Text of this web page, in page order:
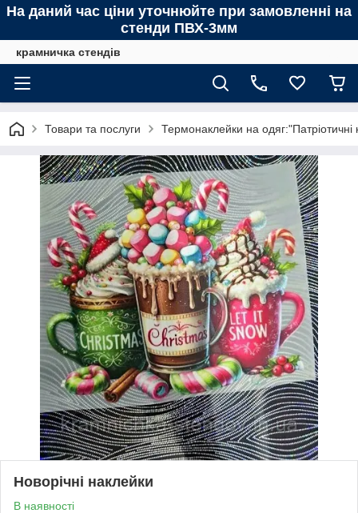
На даний час ціни уточнюйте при замовленні на
стенди ПВХ-3мм
крамничка стендів
Товари та послуги Термонаклейки на одяг:"Патріотичні
Новорічні наклейки
В наявності